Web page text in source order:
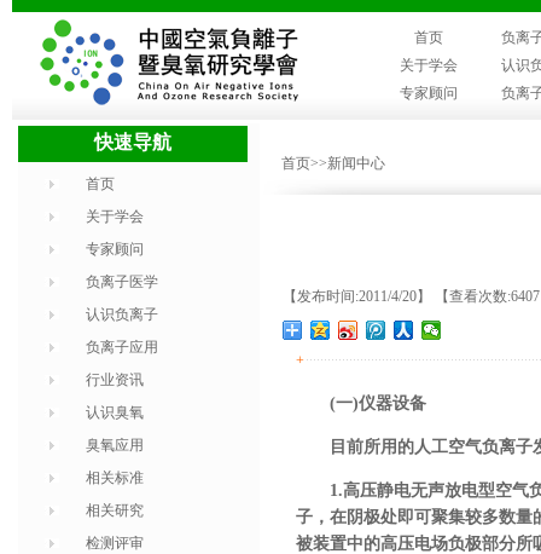
首页
负离
关于学会
认识
专家顾问
负离
快速导航
首页
关于学会
专家顾问
负离子医学
认识负离子
负离子应用
行业资讯
认识臭氧
臭氧应用
相关标准
相关研究
检测评审
首页>>新闻中心
【发布时间:2011/4/20】 【查看次数
+
(一)仪器设备
目前所用的人工空气负离子
1.高压静电无声放电型空气负
子，在阴极处即可聚集较多数量
被装置中的高压电场负极部分所